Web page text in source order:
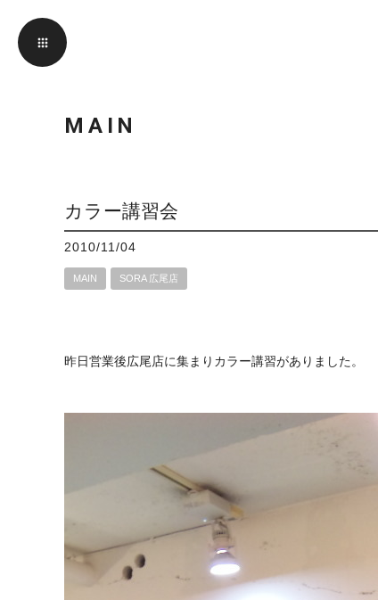
MAIN
カラー講習会
2010/11/04
MAIN SORA 広尾店
昨日営業後広尾店に集まりカラー講習がありました。